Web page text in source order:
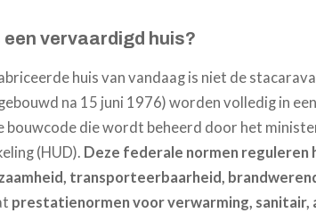
een vervaardigd huis?
huis van vandaag is niet de
na 15 juni 1976) worden volledig in
bouwcode die wordt beheerd door het
(HUD). Deze federale normen
transporteerbaarheid,
prestatienormen voor verwarming, sanitair,